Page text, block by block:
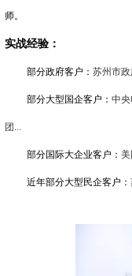
师。
实战经验：
部分政府客户 ： 苏州市
部分大型国企客户 ： 中
团...
部分国际大企业客户 ：
近年部分大型民企客户 ：